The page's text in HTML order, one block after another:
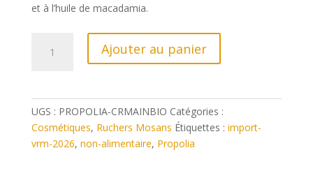
et à l’huile de macadamia.
Ajouter au panier
UGS : PROPOLIA-CRMAINBIO Catégories :
Cosmétiques, Ruchers Mosans Étiquettes : import-
vrm-2026, non-alimentaire, Propolia